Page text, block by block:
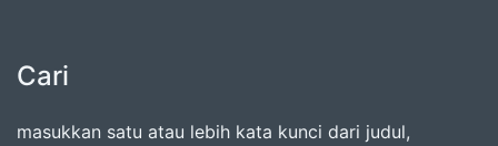
Cari
masukkan satu atau lebih kata kunci dari judul,